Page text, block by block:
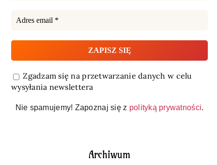
Zgadzam się na przetwarzanie danych w celu
wysyłania newslettera
Nie spamujemy! Zapoznaj się z polityką prywatności.
Archiwum